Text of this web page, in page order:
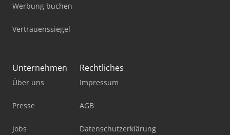
Werbung buchen
Vertrauenssiegel
Unternehmen
Über uns
Presse
Jobs
Rechtliches
Impressum
AGB
Datenschutzerklärung